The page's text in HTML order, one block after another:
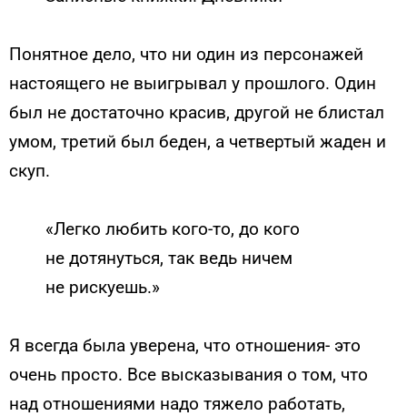
Понятное дело, что ни один из персонажей
настоящего не выигрывал у прошлого. Один
был не достаточно красив, другой не блистал
умом, третий был беден, а четвертый жаден и
скуп.
«Легко любить кого-то, до кого
не дотянуться, так ведь ничем
не рискуешь.»
Я всегда была уверена, что отношения- это
очень просто. Все высказывания о том, что
над отношениями надо тяжело работать,